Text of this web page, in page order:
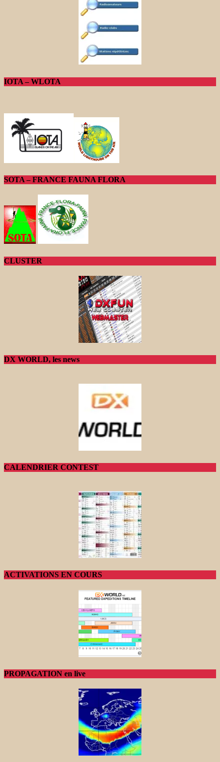
IOTA – WLOTA
SOTA – FRANCE FAUNA FLORA
CLUSTER
DX WORLD, les news
CALENDRIER CONTEST
ACTIVATIONS EN COURS
PROPAGATION en live